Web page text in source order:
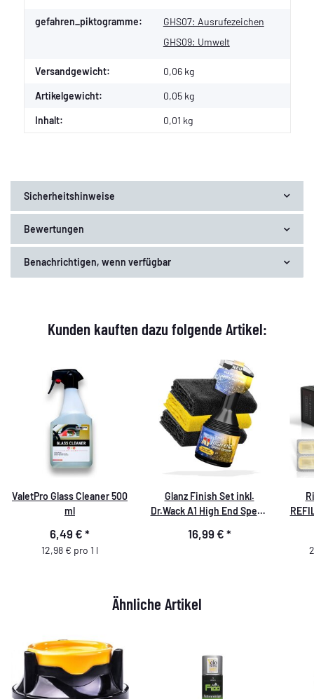
gefahren_piktogramme:
GHS07: Ausrufezeichen
GHS09: Umwelt
Versandgewicht: 0,06 kg
Artikelgewicht: 0,05 kg
Inhalt: 0,01 kg
Sicherheitshinweise
Bewertungen
Benachrichtigen, wenn verfügbar
Kunden kauften dazu folgende Artikel:
ValetPro Glass Cleaner 500
ml
6,49 € *
12,98 € pro 1 l
Glanz Finish Set inkl.
Dr.Wack A1 High End Speed
16,99 € *
Ähnliche Artikel